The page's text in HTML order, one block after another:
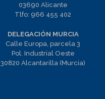
03690 Alicante
Tlfo: 966 455 402
DELEGACIÓN MURCIA
Calle Europa, parcela 3
Pol. Industrial Oeste
30820 Alcantarilla (Murcia)